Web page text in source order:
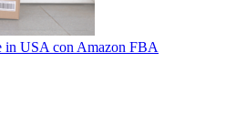
in USA con Amazon FBA